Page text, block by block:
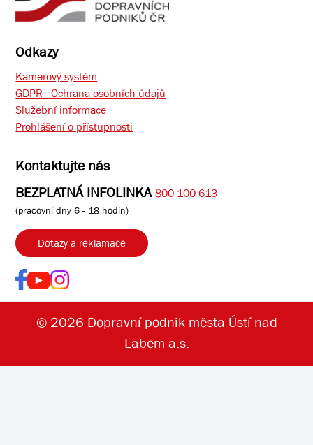
Odkazy
Kamerový systém
GDPR - Ochrana osobních údajů
Služební informace
Prohlášení o přístupnosti
Kontaktujte nás
BEZPLATNÁ INFOLINKA 800 100 613
(pracovní dny 6 - 18 hodin)
Dotazy a reklamace
© 2026 Dopravní podnik města Ústí nad
Labem a.s.